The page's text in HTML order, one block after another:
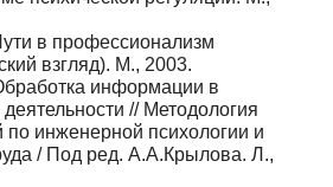
в профессионализм
взгляд). М., 2003.
информации в
// Методология
по инженерной психологии и
/ Под ред. А.А.Крылова. Л.,